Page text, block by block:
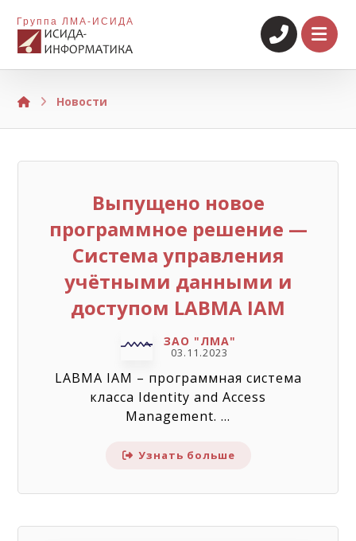
Группа ЛМА-ИСИДА
Новости
Выпущено новое
программное решение —
Система управления
учётными данными и
доступом LABMA IAM
ЗАО "ЛМА"
03.11.2023
LABMA IAM – программная система
класса Identity and Access
Management. ...
Узнать больше